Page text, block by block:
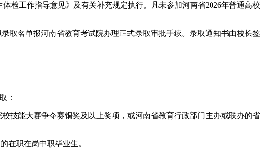
检工作指导意见》及有关补充规定执行。凡未参加河南省2026年普通高校
取名单报河南省教育考试院办理正式录取审批手续。录取通知书由校长签
：
能大赛争夺赛铜奖及以上奖项，或河南省教育行政部门主办或联办的省
职在岗中职毕业生。